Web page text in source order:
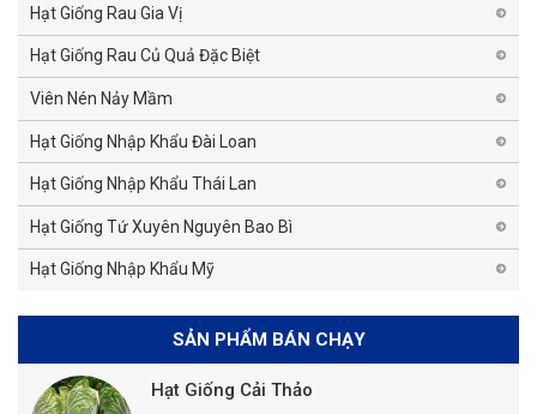
Hạt Giống Rau Gia Vị
Hạt Giống Rau Củ Quả Đặc Biệt
Viên Nén Nảy Mầm
Hạt Giống Nhập Khẩu Đài Loan
Hạt Giống Nhập Khẩu Thái Lan
Hạt Giống Tứ Xuyên Nguyên Bao Bì
Hạt Giống Nhập Khẩu Mỹ
SẢN PHẨM BÁN CHẠY
Hạt Giống Cải Thảo